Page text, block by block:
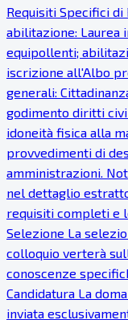
Requisiti Specifici
abilitazione: Laurea
equipollenti;
iscrizione all'Albo
generali:
godimento diritti
idoneità fisica alla
provvedimenti di
amministrazioni.
nel dettaglio
requisiti completi e
Selezione La
colloquio verterà
conoscenze
Candidatura La
inviata